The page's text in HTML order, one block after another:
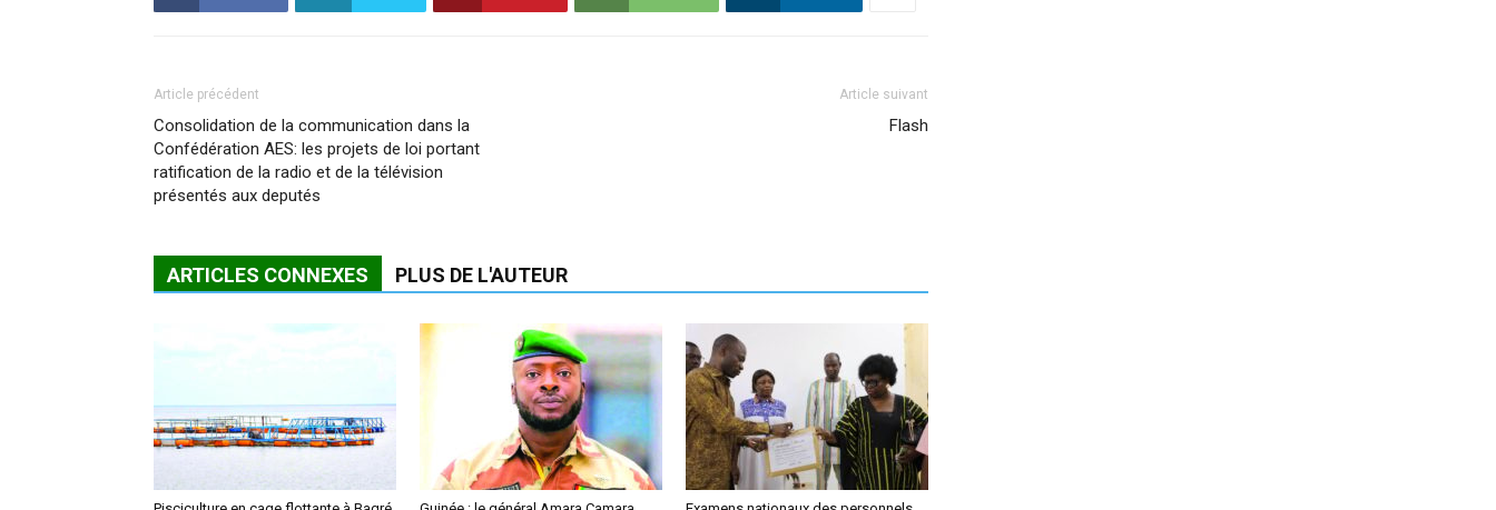
Article précédent
Consolidation de la communication dans la
Confédération AES: les projets de loi portant
ratification de la radio et de la télévision
présentés aux deputés
Article suivant
Flash
ARTICLES CONNEXES PLUS DE L'AUTEUR